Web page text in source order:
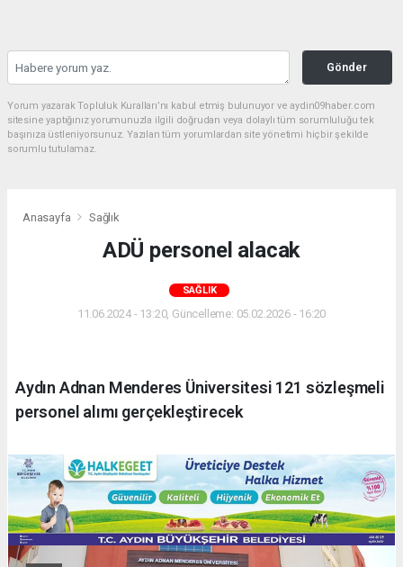
Gönder
Yorum yazarak Topluluk Kuralları’nı kabul etmiş bulunuyor ve aydin09haber.com
sitesine yaptığınız yorumunuzla ilgili doğrudan veya dolaylı tüm sorumluluğu tek
başınıza üstleniyorsunuz. Yazılan tüm yorumlardan site yönetimi hiçbir şekilde
sorumlu tutulamaz.
Anasayfa Sağlık
ADÜ personel alacak
SAĞLIK
11.06.2024 - 13:20, Güncelleme: 05.02.2026 - 16:20
Aydın Adnan Menderes Üniversitesi 121 sözleşmeli
personel alımı gerçekleştirecek